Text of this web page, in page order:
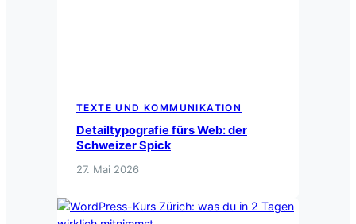
TEXTE UND KOMMUNIKATION
Detailtypografie fürs Web: der
Schweizer Spick
27. Mai 2026